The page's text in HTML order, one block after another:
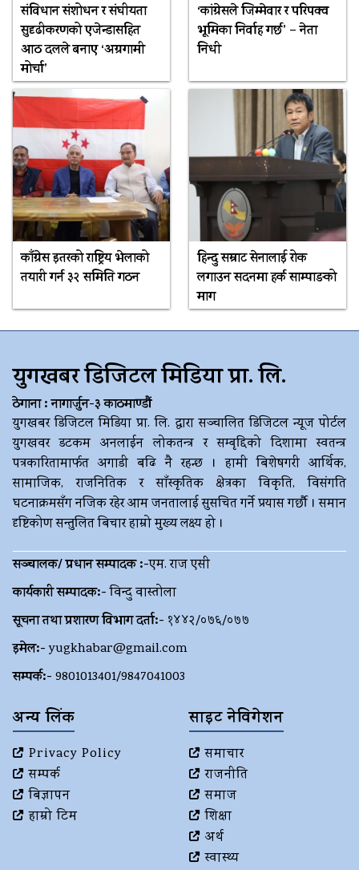
संविधान संशोधन र संघीयता
सुदृढीकरणको एजेन्डासहित
आठ दलले बनाए ‘अग्रगामी
मोर्चा’
‘कांग्रेसले जिम्मेवार र परिपक्व
भूमिका निर्वाह गर्छ’ – नेता
निधी
काँग्रेस इतरको राष्ट्रिय भेलाको
तयारी गर्न ३२ समिति गठन
हिन्दु सम्राट सेनालाई रोक
लगाउन सदनमा हर्क साम्पाङको
माग
युगखबर डिजिटल मिडिया प्रा. लि.
ठेगाना : नागार्जुन-३ काठमाण्डौं
युगखबर डिजिटल मिडिया प्रा. लि. द्धारा सञ्चालित डिजिटल न्यूज पोर्टल
युगखवर डटकम अनलाईन लोकतन्त्र र सम्बृद्दिको दिशामा स्वतन्त्र
पत्रकारितामार्फत अगाडी बढि नै रहन्छ । हामी बिशेषगरी आर्थिक,
सामाजिक, राजनितिक र साँस्कृतिक क्षेत्रका विकृति, विसंगति
घटनाक्रमसँग नजिक रहेर आम जनतालाई सुसचित गर्ने प्रयास गर्छौ । समान
दृष्टिकोण सन्तुलित बिचार हाम्रो मुख्य लक्ष्य हो ।
सञ्चालक/ प्रधान सम्पादक :-एम. राज एसी
कार्यकारी सम्पादक:-विन्दु वास्तोला
सूचना तथा प्रशारण विभाग दर्ता:- १४४२/०७६/०७७
इमेल:- yugkhabar@gmail.com
सम्पर्क:- 9801013401/9847041003
अन्य लिंक
Privacy Policy
सम्पर्क
बिज्ञापन
हाम्रो टिम
साइट नेविगेशन
समाचार
राजनीति
समाज
शिक्षा
अर्थ
स्वास्थ्य